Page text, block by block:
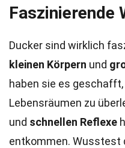
Faszinierende
Ducker sind wirklich
kleinen Körpern und
haben sie es
Lebensräumen zu
und schnellen Reflexe
entkommen. Wusstest